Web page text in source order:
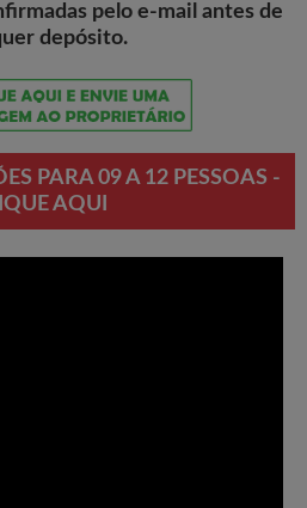
pelo e-mail antes de
depósito.
PARA 09 A 12 PESSOAS -
AQUI